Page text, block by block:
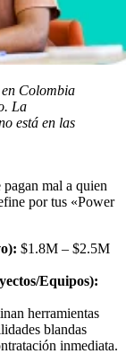
Colombia
La
está en las
mal a quien
por tus «Power
$1.8M – $2.5M
Equipos):
herramientas
blandas
inmediata.